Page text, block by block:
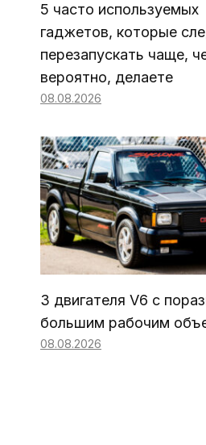
5 часто используемых
гаджетов, которые
перезапускать чаще,
вероятно, делаете
08.08.2026
3 двигателя V6 с
большим рабочим
08.08.2026